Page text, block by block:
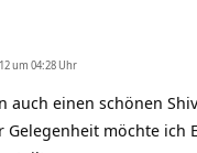
um 04:28 Uhr
auch einen schönen
Gelegenheit möchte